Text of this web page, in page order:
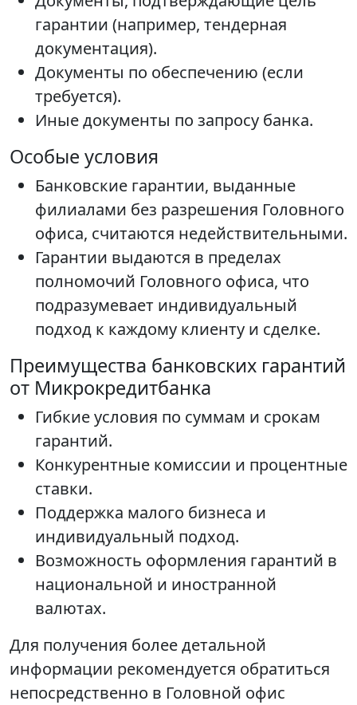
гарантии (например, тендерная
документация).
Документы по обеспечению (если
требуется).
Иные документы по запросу банка.
Особые условия
Банковские гарантии, выданные
филиалами без разрешения Головного
офиса, считаются недействительными.
Гарантии выдаются в пределах
полномочий Головного офиса, что
подразумевает индивидуальный
подход к каждому клиенту и сделке.
Преимущества банковских гарантий
от Микрокредитбанка
Гибкие условия по суммам и срокам
гарантий.
Конкурентные комиссии и процентные
ставки.
Поддержка малого бизнеса и
индивидуальный подход.
Возможность оформления гарантий в
национальной и иностранной
валютах.
Для получения более детальной
информации рекомендуется обратиться
непосредственно в Головной офис